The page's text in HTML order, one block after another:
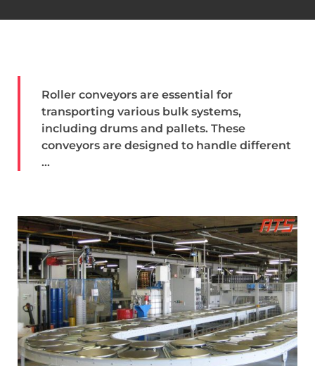
Roller conveyors are essential for
transporting various bulk systems,
including drums and pallets. These
conveyors are designed to handle different
...